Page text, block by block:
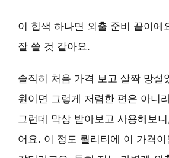
이 힙색 하나면 외출 준비 끝이에
잘 쓸 것 같아요.
솔직히 처음 가격 보고 살짝 망설
원이면 그렇게 저렴한 편은 아니
그런데 막상 받아보고 사용해보
어요. 이 정도 퀄리티에 이 가격